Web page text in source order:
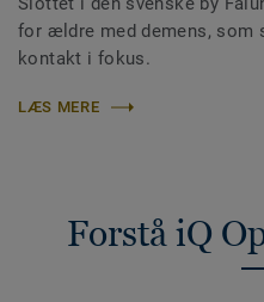
for ældre med demens, som
kontakt i fokus.
LÆS MERE
Forstå iQ